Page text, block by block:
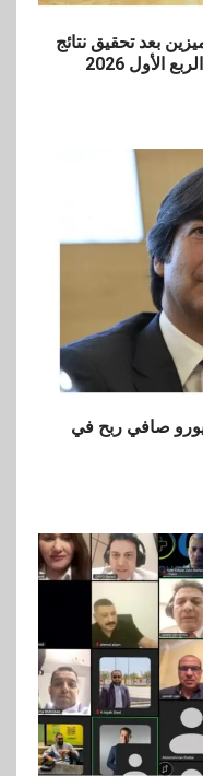
بعد تحقيق نتائج
2026
تحقق 5.6 مليار يورو صافي ربح في